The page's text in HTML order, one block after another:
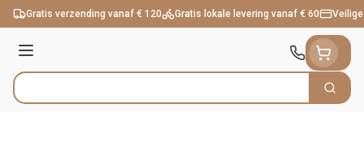
Ga naar de inhoud
Gratis verzending vanaf € 120 Gratis lokale levering vanaf € 60
Menu
Product, merk, categorie... Zoek